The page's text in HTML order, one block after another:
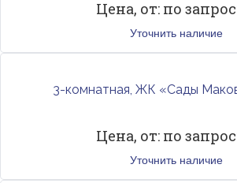
Цена, от: по
Уточнить наличие
3-комнатная, ЖК «Сады
Цена, от: по
Уточнить наличие